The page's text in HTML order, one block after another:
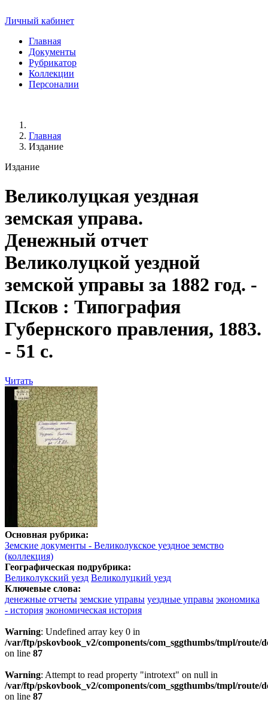
Личный кабинет
Главная
Документы
Рубрикатор
Коллекции
Персоналии
Главная
Издание
Издание
Великолуцкая уездная
земская управа.
Денежный отчет
Великолуцкой уездной
земской управы за 1882 год. -
Псков : Типография
Губернского правления, 1883.
- 51 с.
Читать
Основная рубрика:
Земские документы - Великолукское уездное земство
(коллекция)
Географическая подрубрика:
Великолукский уезд Великолуцкий уезд
Ключевые слова:
денежные отчеты земские управы уездные управы экономика
- история экономическая история
Warning: Undefined array key 0 in
/var/ftp/pskovbook_v2/components/com_sggthumbs/tmpl/route/
on line 87
Warning: Attempt to read property "introtext" on null in
/var/ftp/pskovbook_v2/components/com_sggthumbs/tmpl/route/
on line 87